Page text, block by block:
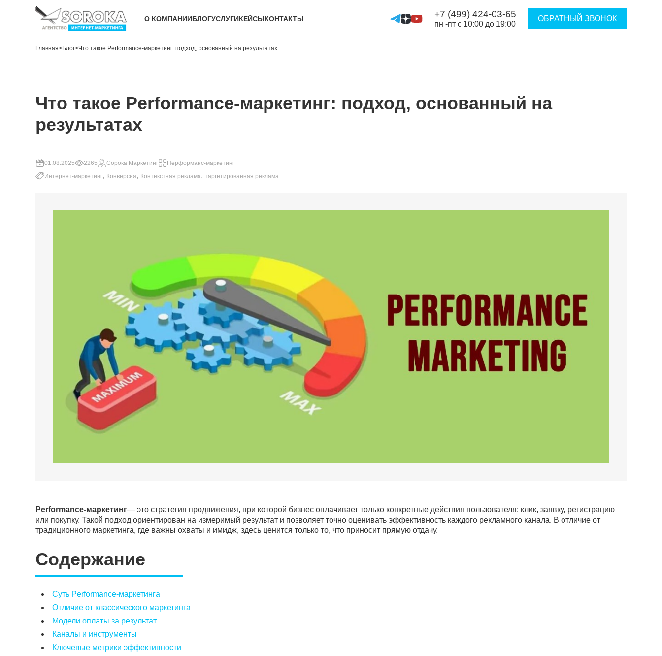
О КОМПАНИИБЛОГУСЛУГИКЕЙСЫКОНТАКТЫ +7 (499) 424-03-65
пн -пт с 10:00 до 19:00
ОБРАТНЫЙ ЗВОНОК
Главная>Блог>Что такое Performance-маркетинг: подход, основанный на результатах
Что такое Performance-маркетинг: подход, основанный на
результатах
01.08.2025 2265 Сорока Маркетинг
Перформанс-маркетинг
Интернет-маркетинг, Конверсия, Контекстная реклама, таргетированная реклама
Performance-маркетинг— это стратегия продвижения, при которой бизнес оплачивает только конкретные действия пользователя: клик, заявку, регистрацию
или покупку. Такой подход ориентирован на измеримый результат и позволяет точно оценивать эффективность каждого рекламного канала. В отличие от
традиционного маркетинга, где важны охваты и имидж, здесь ценится только то, что приносит прямую отдачу.
Содержание
Суть Performance-маркетинга
Отличие от классического маркетинга
Модели оплаты за результат
Каналы и инструменты
Ключевые метрики эффективности